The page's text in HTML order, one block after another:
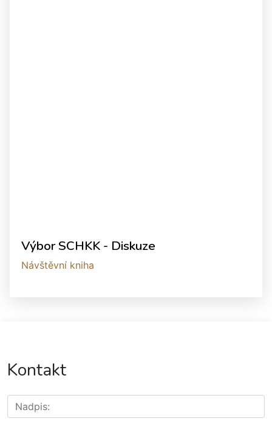
Výbor SCHKK - Diskuze
Návštěvní kniha
Kontakt